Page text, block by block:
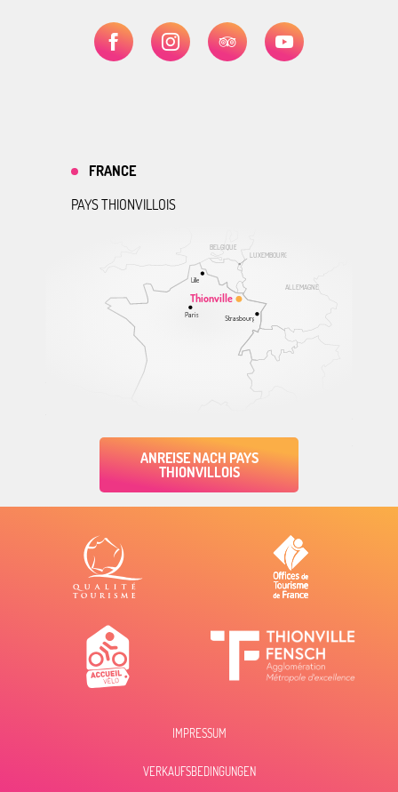
ALLEMAGNE
BELGIQUE
LUXEMBOURG
Thionville
Lille
Paris Strasbourg
FRANCE
PAYS THIONVILLOIS
ANREISE NACH PAYS
THIONVILLOIS
IMPRESSUM
VERKAUFSBEDINGUNGEN